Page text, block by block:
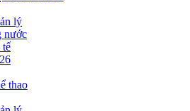
lý
nước
tế
thao